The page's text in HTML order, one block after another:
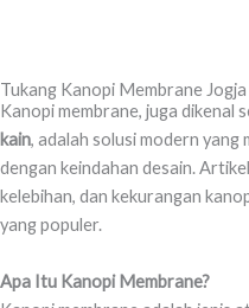
Tukang Kanopi Membrane
Kanopi membrane, juga dikenal
kain, adalah solusi modern yang
dengan keindahan desain.
kelebihan, dan kekurangan
yang populer.
Apa Itu Kanopi Membrane?